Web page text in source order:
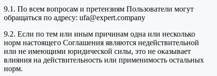
9.1. По всем вопросам и претензиям Пользователи могут
обращаться по адресу: ufa@expert.company
9.2. Если по тем или иным причинам одна или несколько
норм настоящего Соглашения являются недействительной
или не имеющими юридической силы, это не оказывает
влияния на действительность или применимость остальных
норм.